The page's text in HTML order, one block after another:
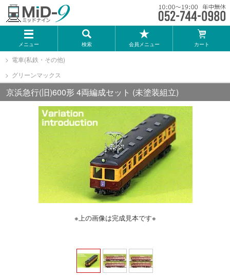
メニュー 検索 会員メニュー カート
メーカー一覧
TOMIX
KATO
GREENMAX
マイクロエース
Bトレインショーティー
電車(私鉄・その他)
グリーンマックス
京浜急行(旧)600形 4両編成セット (未塗装組立)
※上の画像は完成見本です※